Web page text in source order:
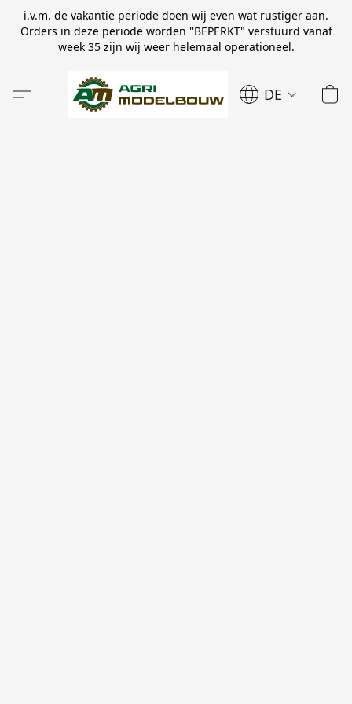
i.v.m. de vakantie periode doen wij even wat rustiger aan.
Orders in deze periode worden ''BEPERKT" verstuurd vanaf
week 35 zijn wij weer helemaal operationeel.
DE